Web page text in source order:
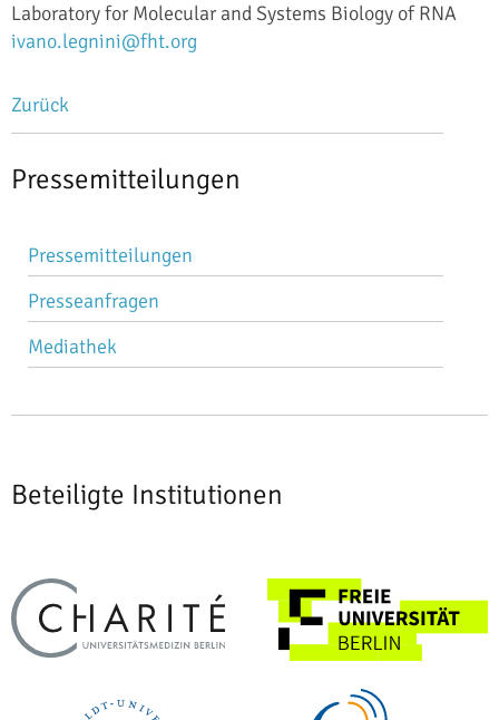
Laboratory for Molecular and Systems Biology of RNA
ivano.legnini@fht.org
Zurück
Pressemitteilungen
Navigation
überspringen
Pressemitteilungen
Presseanfragen
Mediathek
Beteiligte Institutionen